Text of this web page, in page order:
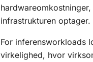
infrastrukturen optager.
For inferensworkloads
virkelighed, hvor